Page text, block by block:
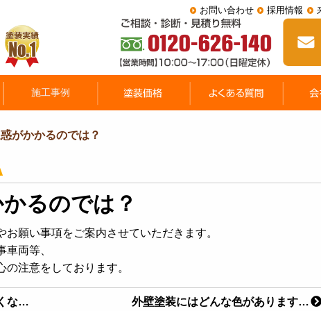
お問い合わせ 採用情報
がかかるのでは？
るのでは？
願い事項をご案内させていただきます。
両等、
注意をしております。
外壁塗装にはどんな色があります…
な…